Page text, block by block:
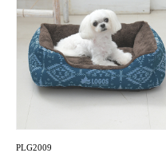
PLG2009